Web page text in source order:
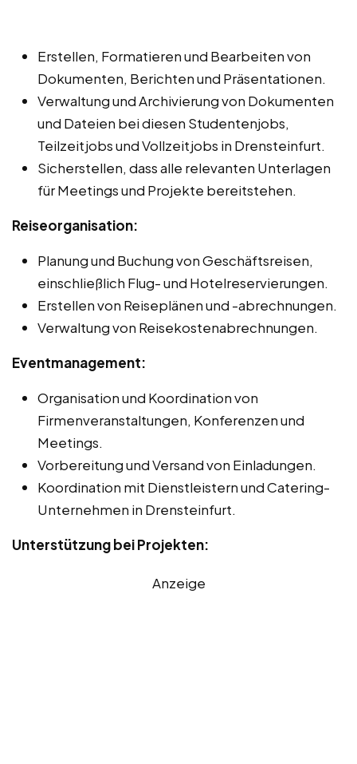
Erstellen, Formatieren und Bearbeiten von
Dokumenten, Berichten und Präsentationen.
Verwaltung und Archivierung von Dokumenten
und Dateien bei diesen Studentenjobs,
Teilzeitjobs und Vollzeitjobs in Drensteinfurt.
Sicherstellen, dass alle relevanten Unterlagen
für Meetings und Projekte bereitstehen.
Reiseorganisation:
Planung und Buchung von Geschäftsreisen,
einschließlich Flug- und Hotelreservierungen.
Erstellen von Reiseplänen und -abrechnungen.
Verwaltung von Reisekostenabrechnungen.
Eventmanagement:
Organisation und Koordination von
Firmenveranstaltungen, Konferenzen und
Meetings.
Vorbereitung und Versand von Einladungen.
Koordination mit Dienstleistern und Catering-
Unternehmen in Drensteinfurt.
Unterstützung bei Projekten:
Anzeige